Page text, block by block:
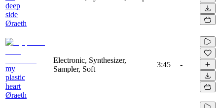
deep
side
Øraeth
my
plastic
heart
Øraeth
Electronic, Synthesizer,
Sampler, Soft
3:45 -